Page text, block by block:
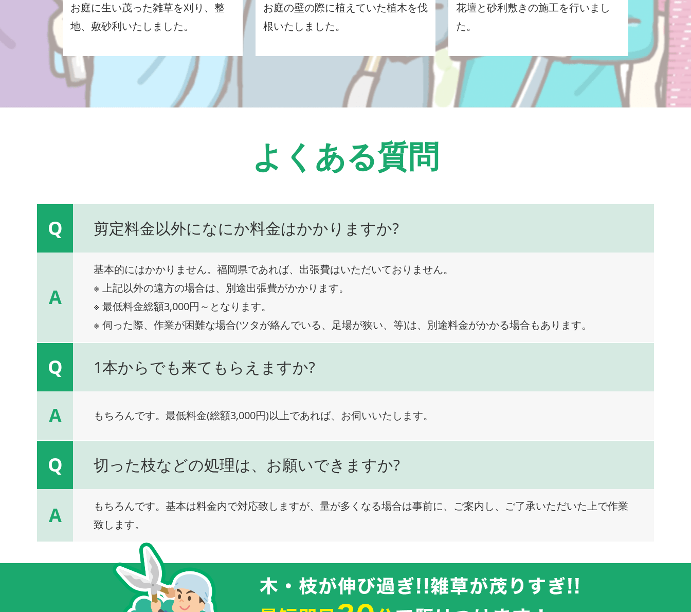
お庭に生い茂った雑草を刈り、整
地、敷砂利いたしました。
お庭の壁の際に植えていた植木を伐
根いたしました。
花壇と砂利敷きの施工を行いまし
た。
よくある質問
Q 剪定料金以外になにか料金はかかりますか?
A
基本的にはかかりません。福岡県であれば、出張費はいただいておりません。
※ 上記以外の遠方の場合は、別途出張費がかかります。
※ 最低料金総額3,000円～となります。
※ 伺った際、作業が困難な場合(ツタが絡んでいる、足場が狭い、等)は、別途料金がかかる場合もあります。
Q 1本からでも来てもらえますか?
A もちろんです。最低料金(総額3,000円)以上であれば、お伺いいたします。
Q 切った枝などの処理は、お願いできますか?
A
もちろんです。基本は料金内で対応致しますが、量が多くなる場合は事前に、ご案内し、ご了承いただいた上で作業
致します。